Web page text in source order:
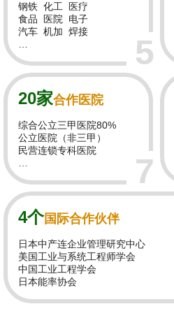
钢铁 化工 医疗
食品 医院 电子
汽车 机加 焊接
…
5
20家合作医院
综合公立三甲医院80%
公立医院（非三甲）
民营连锁专科医院
…
7
4个国际合作伙伴
日本中产连企业管理研究中心
美国工业与系统工程师学会
中国工业工程学会
日本能率协会